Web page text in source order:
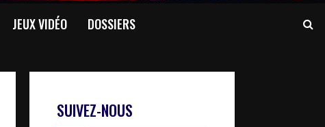
JEUX VIDÉO DOSSIERS
SUIVEZ-NOUS